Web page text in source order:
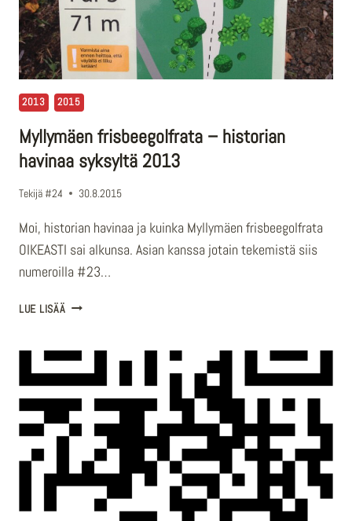
2013 2015
Myllymäen frisbeegolfrata – historian
havinaa syksyltä 2013
Tekijä #24 30.8.2015
Moi, historian havinaa ja kuinka Myllymäen frisbeegolfrata
OIKEASTI sai alkunsa. Asian kanssa jotain tekemistä siis
numeroilla #23…
LUE LISÄÄ MYLLYMÄEN
HISTORIAN
HAVINAA
SYKSYLTÄ
2013